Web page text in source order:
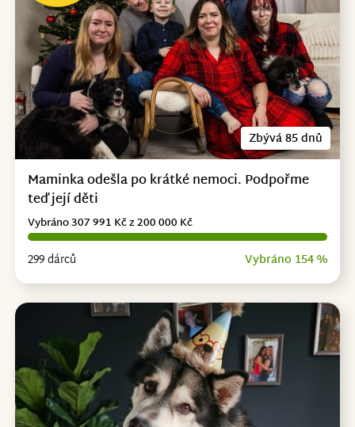
Zbývá 85 dnů
Maminka odešla po krátké nemoci. Podpořme
teď její děti
299 dárců Vybráno 154 %
Vybráno 307 991 Kč z 200 000 Kč